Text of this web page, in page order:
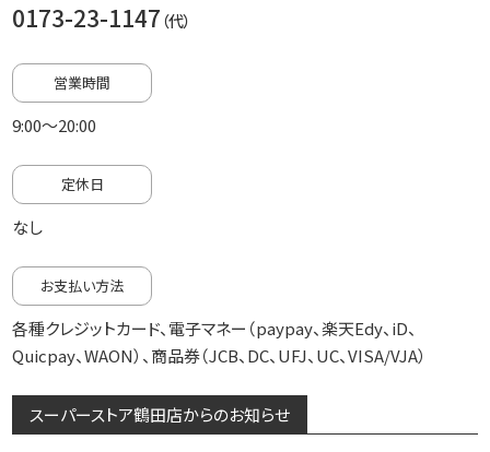
0173-23-1147 （代）
営業時間
9:00～20:00
定休日
なし
お支払い方法
各種クレジットカード、電子マネー（paypay、楽天Edy、iD、
Quicpay、WAON）、商品券（JCB、DC、UFJ、UC、VISA/VJA）
スーパーストア鶴田店からのお知らせ